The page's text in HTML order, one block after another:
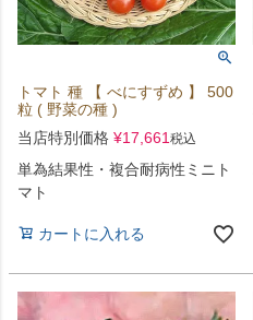
トマト 種 【 べにすずめ 】 500
粒 ( 野菜の種 )
当店特別価格 ¥17,661 税込
単為結果性・複合耐病性ミニト
マト
カートに入れる